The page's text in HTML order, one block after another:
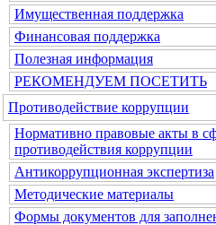
Имущественная поддержка
Финансовая поддержка
Полезная информация
РЕКОМЕНДУЕМ ПОСЕТИТЬ
Противодействие коррупции
Нормативно правовые акты в
противодействия коррупции
Антикоррупционная экспертиза
Методические материалы
Формы документов для